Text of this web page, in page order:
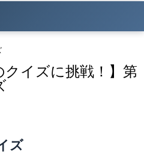
クイズに挑戦！】第
ズ